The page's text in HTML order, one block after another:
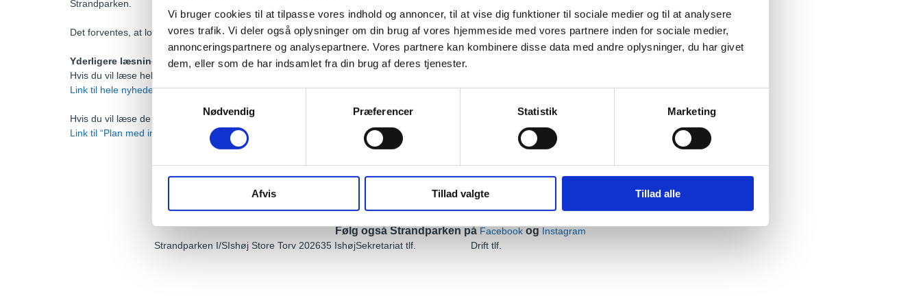
Vi bruger cookies til at tilpasse vores indhold og annoncer, til at vise dig funktioner til sociale medier og til at analysere
vores trafik. Vi deler også oplysninger om din brug af vores hjemmeside med vores partnere inden for sociale medier,
annonceringspartnere og analysepartnere. Vores partnere kan kombinere disse data med andre oplysninger, du har givet
dem, eller som de har indsamlet fra din brug af deres tjenester.
Samtykkevalg
Nødvendig
Præferencer Statistik Marketing
Afvis Tillad valgte Tillad alle
Strandparken.
Det forventes, at lovforslaget kan behandles i Folketinget i efteråret 2024.
Yderligere læsning
Hvis du vil læse hele nyheden kan den tilgås via Ritzau
Link til hele nyheden
Hvis du vil læse de 5 kommuner input til anlægsloven kan den hentes på Strandparkens hjemmeside
Link til “Plan med input til anlægslov”
Følg også Strandparken påFacebookogInstagram
Strandparken I/SIshøj Store Torv 202635 IshøjSekretariat tlf. Drift tlf.